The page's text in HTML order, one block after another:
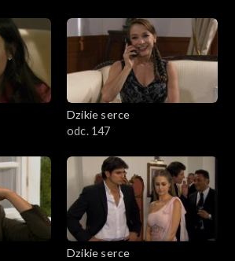
Dzikie serce
odc. 147
Dzikie serce